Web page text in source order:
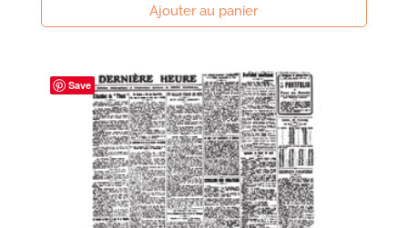
Ajouter au panier
Save